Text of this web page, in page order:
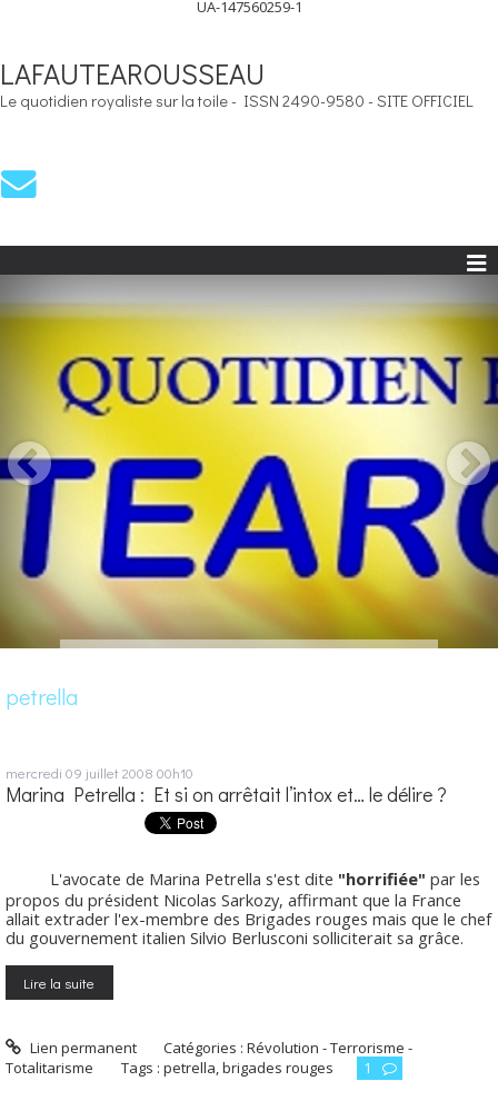
UA-147560259-1
LAFAUTEAROUSSEAU
Le quotidien royaliste sur la toile - ISSN 2490-9580 - SITE OFFICIEL
petrella
mercredi 09 juillet 2008 00h10
Marina Petrella : Et si on arrêtait l’intox et… le délire ?
L'avocate de Marina Petrella s'est dite "horrifiée" par les
propos du président Nicolas Sarkozy, affirmant que la France
allait extrader l'ex-membre des Brigades rouges mais que le chef
du gouvernement italien Silvio Berlusconi solliciterait sa grâce.
Lire la suite
Lien permanent Catégories :Révolution - Terrorisme -
Totalitarisme
Tags : petrella brigades rouges 1